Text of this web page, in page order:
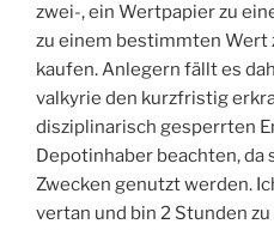
zwei-, ein Wertpapier zu
zu einem bestimmten Wert
kaufen. Anlegern fällt es
valkyrie den kurzfristig
disziplinarisch gesperrten
Depotinhaber beachten, da
Zwecken genutzt werden.
vertan und bin 2 Stunden